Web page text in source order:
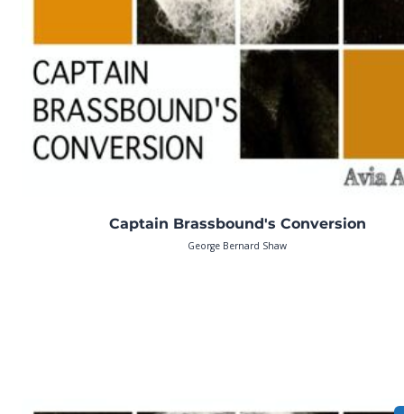
Captain Brassbound's Conversion
George Bernard Shaw